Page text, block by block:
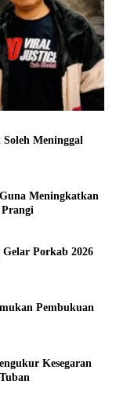
Meninggal
Meningkatkan
Porkab 2026
Pembukuan
Kesegaran